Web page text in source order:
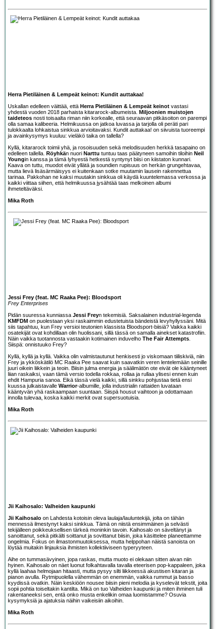
Herra Pietiläinen & Lempeät keinot: Kundit auttakaa!
Uskallan edelleen väittää, että Herra Pietiläinen & Lempeät keinot vastasi
yhdestä vuoden 2018 parhaista kitararock-albumeista. Miljoonien muistojen
taideteos nosti toisaalta riman niin korkealle, että seuraavan pitkäsoiton on parempi
olla samaa kalibeeria. Helmikuussa on jatkoa luvassa ja tarjolla oli peräti pari
tulokkaalta lohkaistua sinkkua arvioitavaksi. Kundit auttakaa! on siivuista tuoreempi
ja avainkysymys kuuluu: vieläkö taika on tallella?
Kyllä, kitararock toimii yhä, ja rosoisuuden sekä melodisuuden herkkä tasapaino on
edelleen tallella. Röyhkän nuori Narttu tuntuu taas päätyneen samoihin tiloihin Neil
Youngin kanssa ja tämä lyhyestä hetkestä syntynyt biisi on kiistaton kunnari.
Kaava on tuttu, muodot eivät yllätä ja soundien rupisuus on herkän grungehtavaa,
mutta lievä lisäsärmäisyys ei kuitenkaan sotke muutamin lausein rakennettua
tarinaa. Pakkohan ne kaksi muutakin sinkkua oli käydä kuuntelemassa verkossa ja
kaikki viittaa siihen, että helmikuussa jysähtää taas melkoinen albumi
ihmeteltäväksi.
Mika Roth
Jessi Frey (feat. MC Raaka Pee): Bloodsport
Frey Enterprises
Pidän suuressa kunniassa Jessi Freyn tekemisiä. Saksalainen industrial-legenda
KMFDM on puolestaan yksi raskaimmin edustetuista bändeistä levyhyllyssäni. Mitä
siis tapahtuu, kun Frey versioi teutonien klassista Bloodsport-biisiä? Vaikka kaikki
osatekijät ovat kohdillaan olin huolissani, sillä tässä on samalla ainekset katastrofiin.
Näin vaikka tuotannosta vastaakin kotimainen induvelho The Fair Attempts
Siispä: onnistuuko Frey?
Kyllä, kyllä ja kyllä. Vaikka olin valmistautunut henkisesti jo viskomaan tiiliskiviä, niin
Frey ja ykköskätilö MC Raaka Pee saavat kuin saavatkin veren lentelemään seinille
juuri oikein liikkein ja teoin. Biisin julma energia ja säälimätön ote eivät ole kääntyneet
liian raskaiksi, vaan tämä versio todella rokkaa, rollaa ja rullaa ylisesi ennen kuin
ehdit Hampuria sanoa. Eikä tässä vielä kaikki, sillä sinkku pohjustaa tietä ensi
kuussa julkaistavalle Warrior-albumille, jolla industrialin rattaiden luvataan
kääntyvän yhä raskaampaan suuntaan. Siispä housut vaihtoon ja odottamaan
innolla tulevaa, koska kaikki merkit ovat supersuotuisia.
Mika Roth
Jii Kaihosalo: Valheiden kaupunki
Jii Kaihosalo on Lahdesta kotoisin oleva laulaja/lauluntekijä, jolta on tähän
mennessä ilmestynyt kaksi sinkkua. Tämä on niistä ensimmäinen ja selvästi
tekijälleen poikkeuksellisen tärkeä moninkin tavoin. Kaihosalo on säveltänyt ja
sanoittanut, sekä pitkälti soittanut ja sovittanut biisin, joka käsittelee planeettamme
ongelmia. Fokus on ilmastonmuutoksessa, mutta helppohan näistä sanoista on
löytää muitakin linjauksia ihmisten kollektiiviseen typeryyteen.
Aihe on tummasävyinen, jopa raskas, mutta muoto ei olekaan sitten aivan niin
hyinen. Kaihosalo on näet luonut folkahtavalla tavalla eteerisen pop-kappaleen, joka
kyllä laahaa helmojaan hitaasti, mutta pysyy silti liikkeessä akustisen kitaran ja
pianon avulla. Rytmipuolella vähemmän on enemmän, vaikka rummut ja basso
kyydissä ovatkin. Näin keskiöön nousee biisin pieni melodia ja kyselevät tekstit, joita
sopii pohtia toiseltakin kantilta. Mikä on tuo Valheiden kaupunki ja miten ihminen tuli
rakentaneeksi sen, entä onko musta enkelikin omaa luomistamme? Osuvia
kysymyksiä ja ajatuksia näihin vaikeisiin aikoihin.
Mika Roth